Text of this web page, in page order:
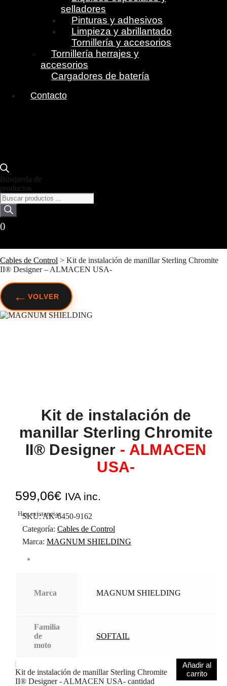
Cables de Control > Kit de instalación de manillar Sterling Chromite
II® Designer – ALMACEN USA-
selladores
Pinturas y adhesivos
Limpieza y abrillantado
Tornillería y accesorios
Tornillería herrajes y
accesorios
Cargadores de batería
Contacto
Búsqueda de
productos
0
← VOLVER
Kit de instalación de
manillar Sterling Chromite
II® Designer - ALMACEN
USA-
599,06€ IVA inc.
Hay existencias
SKU:AK-6450-9162
Categoría: Cables de Control
Marca: MAGNUM SHIELDING
Marca MAGNUM SHIELDING
Familia
de
moto
SOFTAIL
Kit de instalación de manillar Sterling Chromite
II® Designer - ALMACEN USA- cantidad
Añadir al
carrito